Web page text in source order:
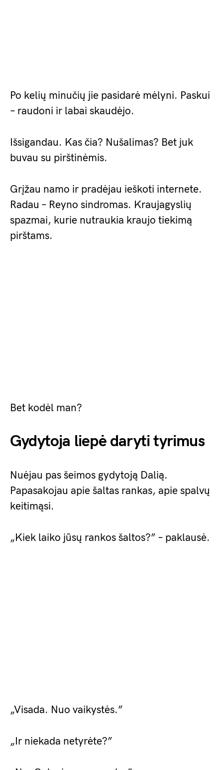
Po kelių minučių jie pasidarė mėlyni. Paskui
– raudoni ir labai skaudėjo.
Išsigandau. Kas čia? Nušalimas? Bet juk
buvau su pirštinėmis.
Grįžau namo ir pradėjau ieškoti internete.
Radau – Reyno sindromas. Kraujagyslių
spazmai, kurie nutraukia kraujo tiekimą
pirštams.
Bet kodėl man?
Gydytoja liepė daryti tyrimus
Nuėjau pas šeimos gydytoją Dalią.
Papasakojau apie šaltas rankas, apie spalvų
keitimąsi.
„Kiek laiko jūsų rankos šaltos?” – paklausė.
„Visada. Nuo vaikystės.”
„Ir niekada netyrėte?”